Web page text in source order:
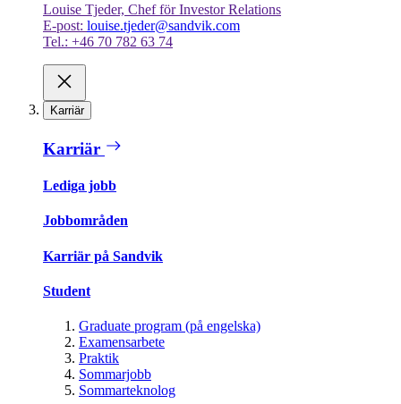
Louise Tjeder, Chef för Investor Relations
E-post: louise.tjeder@sandvik.com
Tel.: +46 70 782 63 74
Karriär
Karriär
Lediga jobb
Jobbområden
Karriär på Sandvik
Student
Graduate program (på engelska)
Examensarbete
Praktik
Sommarjobb
Sommarteknolog